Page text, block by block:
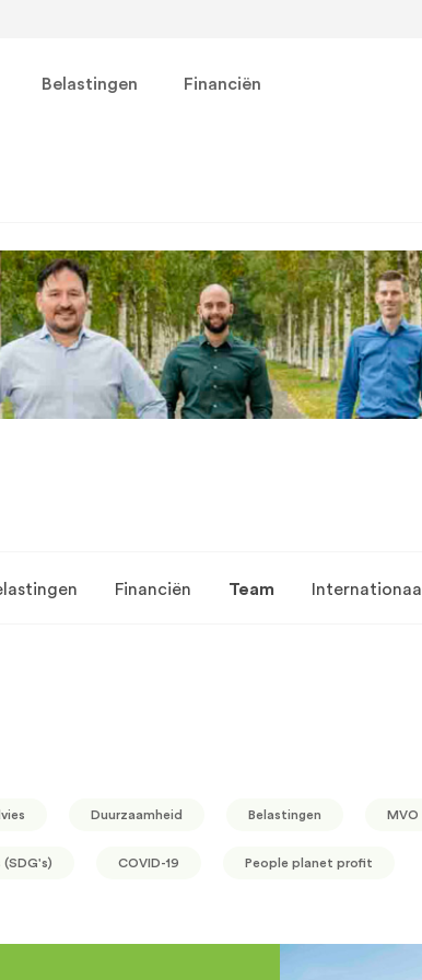
Belastingen Financiën
Financiën Team Internationaal
Duurzaamheid Belastingen MVO
COVID-19 People planet profit